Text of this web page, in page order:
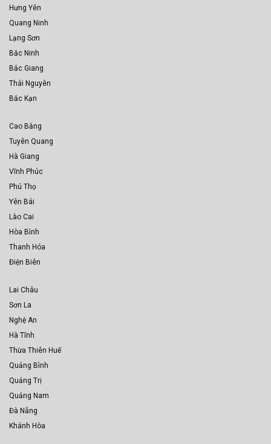
Hưng Yên
Quang Ninh
Lạng Sơn
Bắc Ninh
Bắc Giang
Thái Nguyên
Bắc Kạn
Cao Bằng
Tuyên Quang
Hà Giang
Vĩnh Phúc
Phú Thọ
Yên Bái
Lào Cai
Hòa Bình
Thanh Hóa
Điện Biên
Lai Châu
Sơn La
Nghệ An
Hà Tĩnh
Thừa Thiên Huế
Quảng Bình
Quảng Trị
Quảng Nam
Đà Nẵng
Khánh Hòa